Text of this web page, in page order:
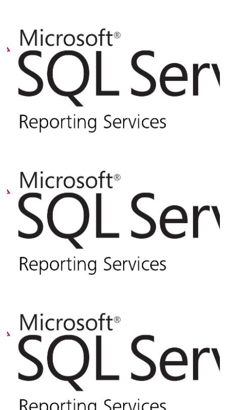
empresa sem pagar NADA ? Conheça o
SQL Server Express with Advanced
Services
07 de outubro de 2018 3 min de leitura
Como logar a visualização dos relatórios
e identificar qual usuário está acessando
11 de agosto de 2018 4 min de leitura
apagar relatórios móveis (Erro ao invocar
a extensão de autorização)
04 de dezembro de 2016 5 min de leitura